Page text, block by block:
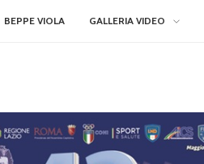
BEPPE VIOLA GALLERIA VIDEO